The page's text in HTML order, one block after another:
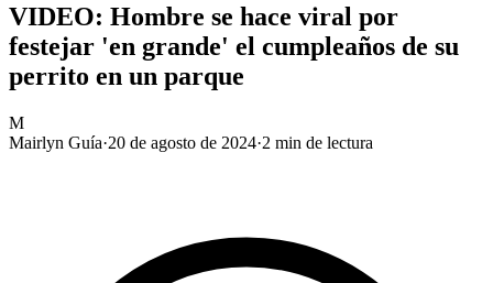
VIDEO: Hombre se hace viral por
festejar 'en grande' el cumpleaños de su
perrito en un parque
M
Mairlyn Guía·20 de agosto de 2024·2 min de lectura